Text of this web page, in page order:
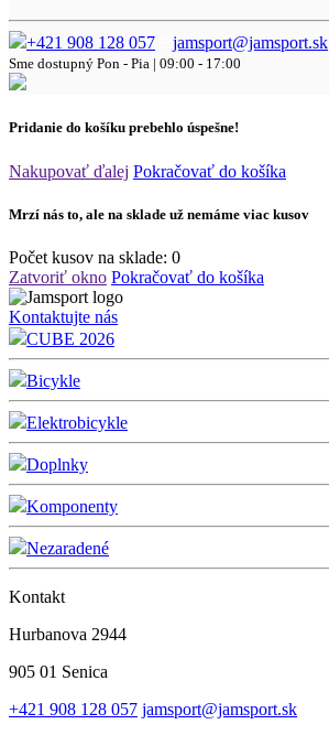
+421 908 128 057 jamsport@jamsport.sk
Sme dostupný Pon - Pia | 09:00 - 17:00
Pridanie do košíku prebehlo úspešne!
Nakupovať ďalej Pokračovať do košíka
Mrzí nás to, ale na sklade už nemáme viac kusov
Počet kusov na sklade: 0
Zatvoriť okno Pokračovať do košíka
Kontaktujte nás
CUBE 2026
Bicykle
Elektrobicykle
Doplnky
Komponenty
Nezaradené
Kontakt
Hurbanova 2944
905 01 Senica
+421 908 128 057 jamsport@jamsport.sk